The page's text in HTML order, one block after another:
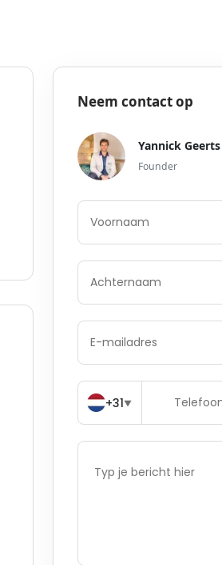
Neem contact op
Yannick Geerts
Founder
+31▼